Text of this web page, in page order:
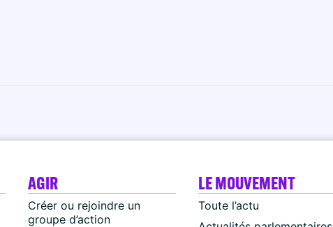
AGIR
Créer ou rejoindre un
groupe d’action
LE MOUVEMENT
Toute l’actu